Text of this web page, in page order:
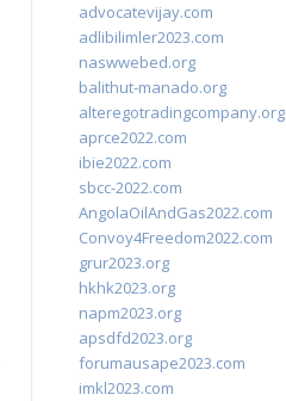
advocatevijay.com
adlibilimler2023.com
naswwebed.org
balithut-manado.org
alteregotradingcompany.org
aprce2022.com
ibie2022.com
sbcc-2022.com
AngolaOilAndGas2022.com
Convoy4Freedom2022.com
grur2023.org
hkhk2023.org
napm2023.org
apsdfd2023.org
forumausape2023.com
imkl2023.com